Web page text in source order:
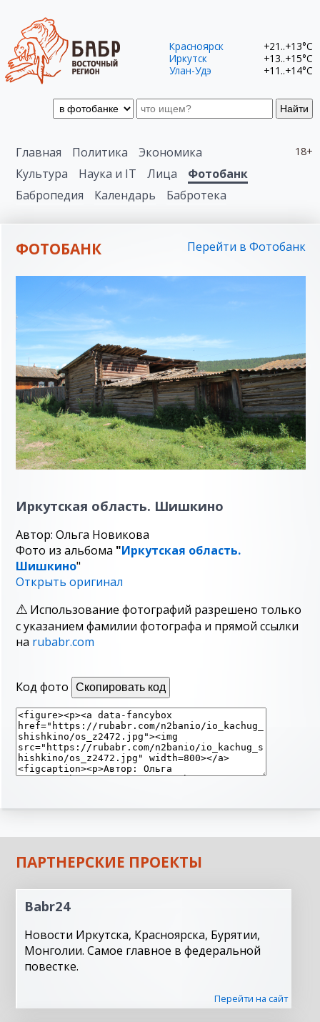
Найти
Красноярск
+21..+13°C
Иркутск
+13..+15°C
Улан-Удэ
+11..+14°C
18+
Главная Политика
Экономика
Культура
Наука и IT Лица
Фотобанк
Бабропедия
Календарь Бабротека
ФОТОБАНК Перейти в Фотобанк
Иркутская область. Шишкино
Автор: Ольга Новикова
Фото из альбома "Иркутская область.
Шишкино"
Открыть оригинал
Использование фотографий разрешено только
с указанием фамилии фотографа и прямой ссылки
на rubabr.com
Код фото Скопировать код
ПАРТНЕРСКИЕ ПРОЕКТЫ
Babr24
Новости Иркутска, Красноярска, Бурятии,
Монголии. Самое главное в федеральной
повестке.
Перейти на сайт